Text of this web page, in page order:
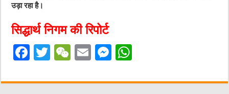
उड़ा रहा है।
सिद्धार्थ निगम की रिपोर्ट
F
c
T
it
W
C
E
ai
M
ss at